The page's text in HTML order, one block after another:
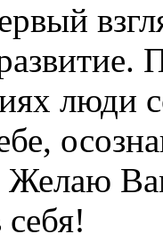
люди
себя!